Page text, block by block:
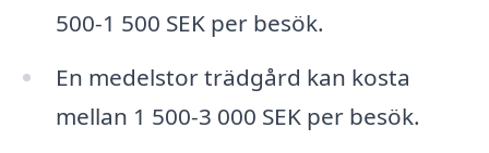
500-1 500 SEK per besök.
En medelstor trädgård kan kosta
mellan 1 500-3 000 SEK per besök.